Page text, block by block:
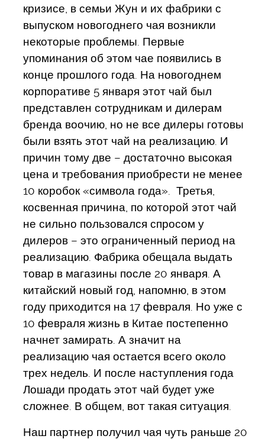
кризисе, в семьи Жун и их фабрики с
выпуском новогоднего чая возникли
некоторые проблемы. Первые
упоминания об этом чае появились в
конце прошлого года. На новогоднем
корпоративе 5 января этот чай был
представлен сотрудникам и дилерам
бренда воочию, но не все дилеры готовы
были взять этот чай на реализацию. И
причин тому две – достаточно высокая
цена и требования приобрести не менее
10 коробок «символа года». Третья,
косвенная причина, по которой этот чай
не сильно пользовался спросом у
дилеров – это ограниченный период на
реализацию. Фабрика обещала выдать
товар в магазины после 20 января. А
китайский новый год, напомню, в этом
году приходится на 17 февраля. Но уже с
10 февраля жизнь в Китае постепенно
начнет замирать. А значит на
реализацию чая остается всего около
трех недель. И после наступления года
Лошади продать этот чай будет уже
сложнее. В общем, вот такая ситуация.
Наш партнер получил чая чуть раньше 20